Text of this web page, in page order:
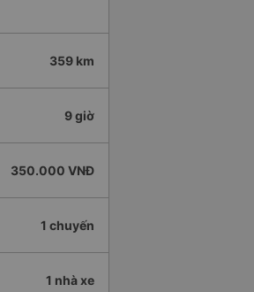
359 km
9 giờ
350.000 VNĐ
1 chuyến
1 nhà xe